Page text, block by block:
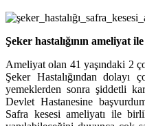
Şeker hastalığının ameliyat
Ameliyat olan 41 yaşındaki 2
Şeker Hastalığından dolayı
yemeklerden sonra şiddetli
Devlet Hastanesine
Safra kesesi ameliyatı ile